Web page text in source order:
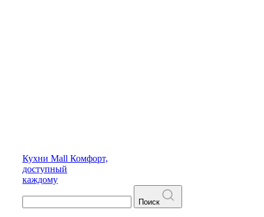
Кухни Mall Комфорт,
доступный
каждому
Поиск